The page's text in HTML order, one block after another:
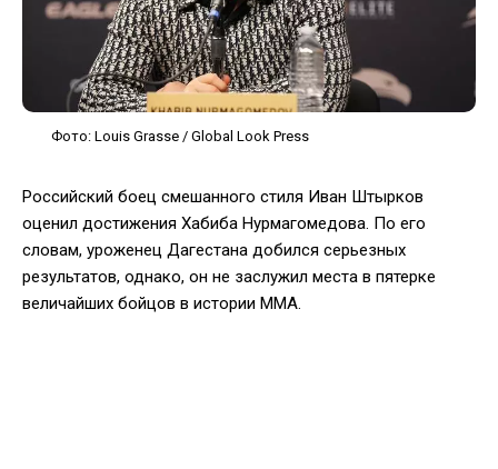
Фото: Louis Grasse / Global Look Press
Российский боец смешанного стиля Иван Штырков
оценил достижения Хабиба Нурмагомедова. По его
словам, уроженец Дагестана добился серьезных
результатов, однако, он не заслужил места в пятерке
величайших бойцов в истории ММА.